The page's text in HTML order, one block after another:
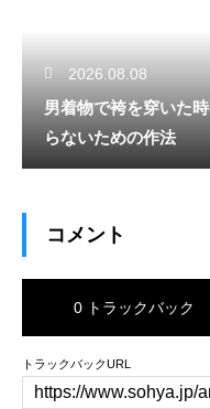
2026.08.08
男着物で袴を穿いた
らないための作法
コメント
0 トラックバック
トラックバックURL